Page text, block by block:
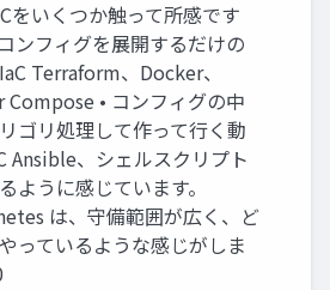
をいくつか触って所感です
ンフィグを展開するだけの
Terraform、Docker、
Compose • コンフィグの中
ゴリ処理して作って行く動
Ansible、シェルスクリプト
ように感じています。
は、守備範囲が広く、ど
っているような感じがしま